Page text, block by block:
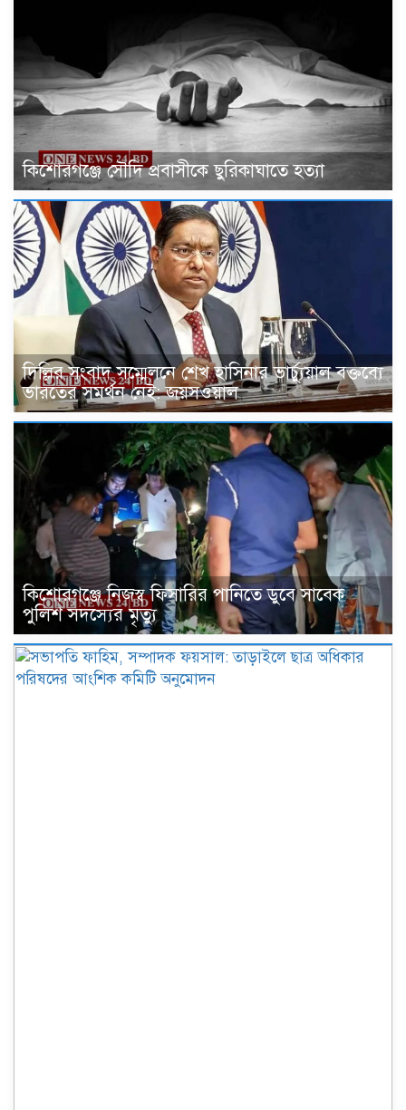
কিশোরগঞ্জে সৌদি প্রবাসীকে ছুরিকাঘাতে হত্যা
দিল্লির সংবাদ সম্মেলনে শেখ হাসিনার ভার্চ্যুয়াল বক্তব্যে
ভারতের সমর্থন নেই: জয়সওয়াল
কিশোরগঞ্জে নিজস্ব ফিসারির পানিতে ডুবে সাবেক
পুলিশ সদস্যের মৃত্যু